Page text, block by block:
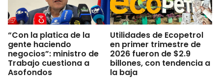
“Con la platica de la
gente haciendo
negocios”: ministro de
Trabajo cuestiona a
Asofondos
Utilidades de Ecopetrol
en primer trimestre de
2026 fueron de $2.9
billones, con tendencia a
la baja